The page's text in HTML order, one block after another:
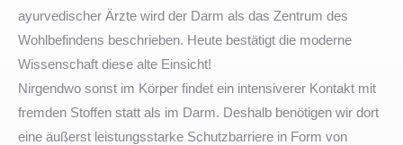
ayurvedischer Ärzte wird der Darm als das Zentrum des
Wohlbefindens beschrieben. Heute bestätigt die moderne
Wissenschaft diese alte Einsicht!
Nirgendwo sonst im Körper findet ein intensiverer Kontakt mit
fremden Stoffen statt als im Darm. Deshalb benötigen wir dort
eine äußerst leistungsstarke Schutzbarriere in Form von